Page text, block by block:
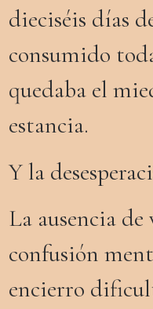
dieciséis días
consumido
quedaba el
estancia.
Y la
La ausencia
confusión
encierro